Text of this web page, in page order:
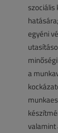
szociális
egyéni
a
valamint